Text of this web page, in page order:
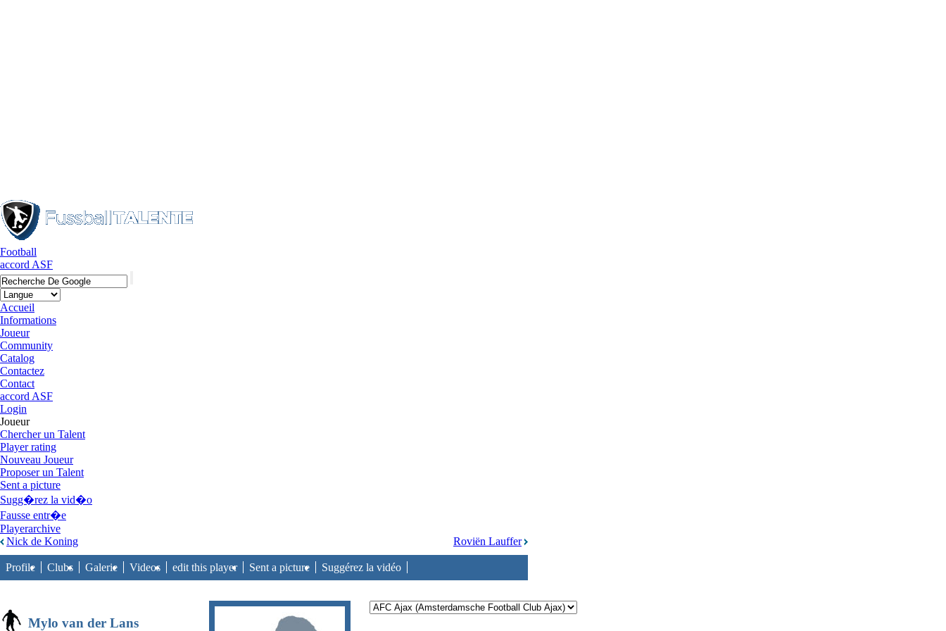
Football
accord ASF
Accueil
Informations
Joueur
Community
Catalog
Contactez
Contact
accord ASF
Login
Joueur
Chercher un Talent
Player rating
Nouveau Joueur
Proposer un Talent
Sent a picture
Sugg�rez la vid�o
Fausse entr�e
Playerarchive
Roviën Lauffer
Nick de Koning
Profile Clubs Galerie Videos edit this player Sent a picture Suggérez la vidéo
Mylo van der Lans